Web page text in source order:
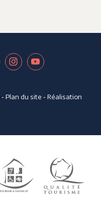
-Plan du site - Réalisation